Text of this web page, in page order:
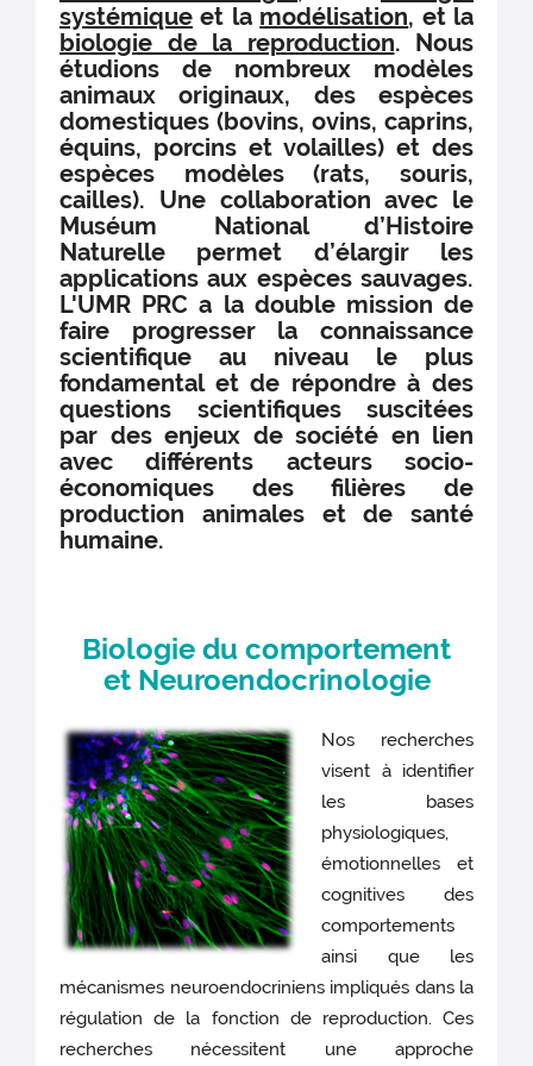
normale supérieure.
d’avoir des réponses à
leurs questions et
d’ouvrir des
perspectives
concernant leur
avenir après la thèse.
dirige le théâtre La
reine Blanche à Paris
en 2015, puis à
Avignon en 2019.
Elle est actrice, et
autrice de plusieurs
pièces de théâtre,
dont la série "Les
fabuleuses" qui rend
justice à des femmes
scientifiques
d'exception, en
retraçant leur destin
contrarié, leur
reconnaissance volée,
invisibilisées malgré
leurs découvertes
majeures, au profit de
leurs collègues
masculins. photos ©
Campo et Burckel - ©
INRAE
systémique et la modélisation, et la
biologie de la reproduction. Nous
étudions de nombreux modèles
animaux originaux, des espèces
domestiques (bovins, ovins, caprins,
équins, porcins et volailles) et des
espèces modèles (rats, souris,
cailles). Une collaboration avec le
Muséum National d’Histoire
Naturelle permet d’élargir les
applications aux espèces sauvages.
L'UMR PRC a la double mission de
faire progresser la connaissance
scientifique au niveau le plus
fondamental et de répondre à des
questions scientifiques suscitées
par des enjeux de société en lien
avec différents acteurs socio-
économiques des filières de
production animales et de santé
humaine.
Biologie du comportement
et Neuroendocrinologie
Nos recherches
visent à identifier
les bases
physiologiques,
émotionnelles et
cognitives des
comportements
ainsi que les
mécanismes neuroendocriniens impliqués dans la
régulation de la fonction de reproduction. Ces
recherches nécessitent une approche